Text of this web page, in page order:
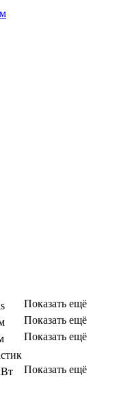
Показать ещё
Показать ещё
Показать ещё
Показать ещё